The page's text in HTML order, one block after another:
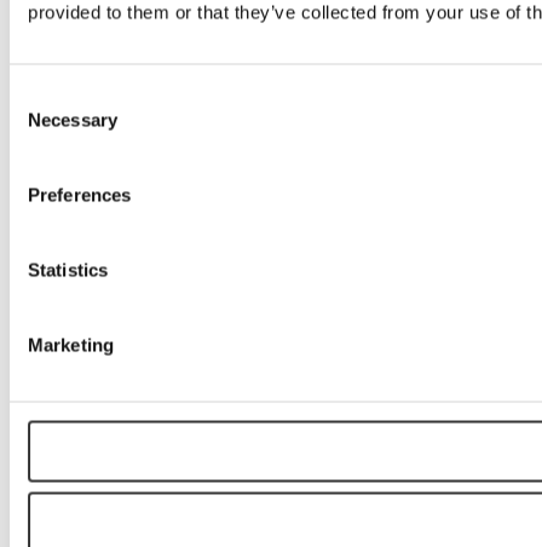
provided to them or that they’ve collected from your use of
Selection
Necessary
Preferences
Statistics
Marketing